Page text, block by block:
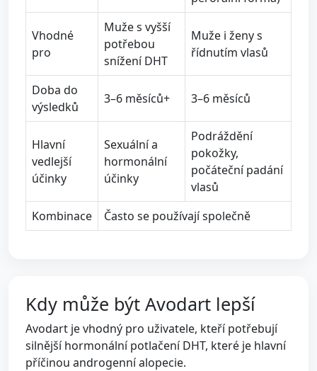
Vhodné
pro
Muže s vyšší
potřebou
snížení DHT
Muže i ženy s
řídnutím vlasů
Doba do
výsledků
3–6 měsíců+ 3–6 měsíců
Hlavní
vedlejší
účinky
Sexuální a
hormonální
účinky
Podráždění
pokožky,
počáteční padání
vlasů
Kombinace
Často se používají společně
Kdy může být Avodart lepší
Avodart je vhodný pro uživatele, kteří potřebují
silnější hormonální potlačení DHT, které je hlavní
příčinou androgenní alopecie.